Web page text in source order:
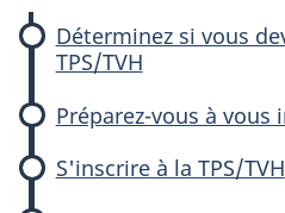
Déterminez si vous
TPS/TVH
Préparez-vous à vous
S'inscrire à la TPS/TVH